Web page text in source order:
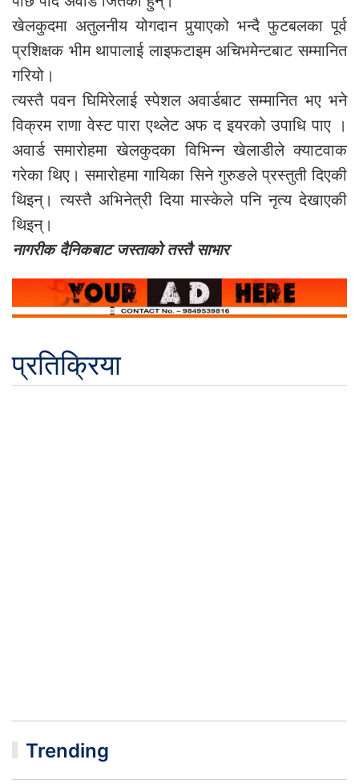
खेलकुदमा अतुलनीय योगदान पुर्‍याएको भन्दै फुटबलका पूर्व
प्रशिक्षक भीम थापालाई लाइफटाइम अचिभमेन्टबाट सम्मानित
गरियो।
त्यस्तै पवन घिमिरेलाई स्पेशल अवार्डबाट सम्मानित भए भने
विक्रम राणा वेस्ट पारा एथ्लेट अफ द इयरको उपाधि पाए ।
अवार्ड समारोहमा खेलकुदका विभिन्न खेलाडीले क्याटवाक
गरेका थिए। समारोहमा गायिका सिने गुरुङले प्रस्तुती दिएकी
थिइन्। त्यस्तै अभिनेत्री दिया मास्केले पनि नृत्य देखाएकी
थिइन्।
नागरीक दैनिकबाट जस्ताको तस्तै साभार
प्रतिक्रिया
Trending